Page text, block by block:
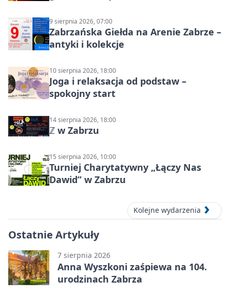
9 sierpnia 2026, 07:00
Zabrzańska Giełda na Arenie Zabrze –
antyki i kolekcje
10 sierpnia 2026, 18:00
Joga i relaksacja od podstaw –
spokojny start
14 sierpnia 2026, 18:00
ℤ w Zabrzu
15 sierpnia 2026, 10:00
Turniej Charytatywny „Łączy Nas
Dawid” w Zabrzu
Kolejne wydarzenia
Ostatnie Artykuły
7 sierpnia 2026
Anna Wyszkoni zaśpiewa na 104.
urodzinach Zabrza